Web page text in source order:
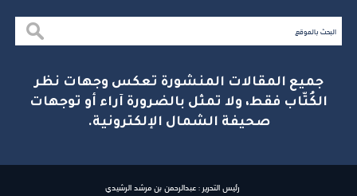
جميع المقالات المنشورة تعكس وجهات نظر
الكُتّاب فقط، ولا تمثل بالضرورة آراء أو توجهات
صحيفة الشمال الإلكترونية.
رئيس التحرير : عبدالرحمن بن مرشد الرشيدي